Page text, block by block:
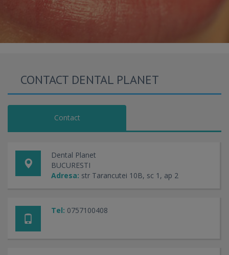
CONTACT DENTAL PLANET
Contact
Dental Planet
BUCURESTI
Adresa: str Tarancutei 10B, sc 1, ap 2
Tel: 0757100408